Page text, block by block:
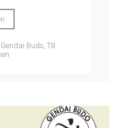
Gendai Budo, TB